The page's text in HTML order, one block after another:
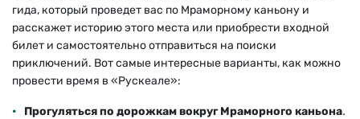
гида, который проведет вас по Мраморному каньону и
расскажет историю этого места или приобрести входной
билет и самостоятельно отправиться на поиски
приключений. Вот самые интересные варианты, как можно
провести время в «Рускеале»:
Прогуляться по дорожкам вокруг Мраморного каньона.